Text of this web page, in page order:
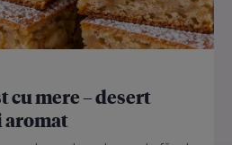
cu mere – desert
aromat